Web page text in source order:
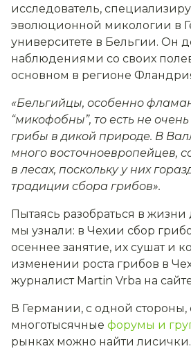
исследователь,
эволюционной микологии в
университете в Бельгии. Он
наблюдениями со своих
основном в регионе
«Бельгийцы, особенно
“микофобны”, то есть не
грибы в дикой природе. В
много восточноевропейцев,
в лесах, поскольку у них
традиции сбора грибов».
Пытаясь разобраться в
мы узнали: в Чехии сбор
осеннее занятие, их сушат и
изменении роста грибов в
журналист Martin Vrba на
В Германии, с одной стороны,
многотысячные форумы и
рынках можно найти